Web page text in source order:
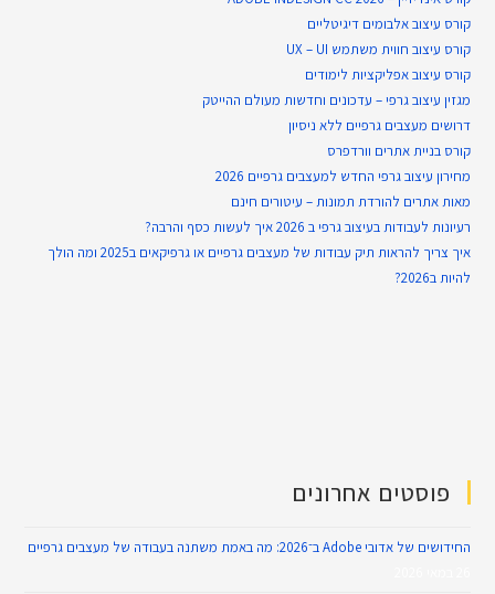
קורס עיצוב אלבומים דיגיטליים
קורס עיצוב חווית משתמש UX – UI
קורס עיצוב אפליקציות לימודים
מגזין עיצוב גרפי – עדכונים וחדשות מעולם ההייטק
דרושים מעצבים גרפיים ללא ניסיון
קורס בניית אתרים וורדפרס
מחירון עיצוב גרפי החדש למעצבים גרפיים 2026
מאות אתרים להורדת תמונות – עיטורים חינם
רעיונות לעבודות בעיצוב גרפי ב 2026 איך לעשות כסף והרבה?
איך צריך להראות תיק עבודות של מעצבים גרפיים או גרפיקאים ב2025 ומה הולך
להיות ב2026?
פוסטים אחרונים
החידושים של אדובי Adobe ב־2026: מה באמת משתנה בעבודה של מעצבים גרפיים